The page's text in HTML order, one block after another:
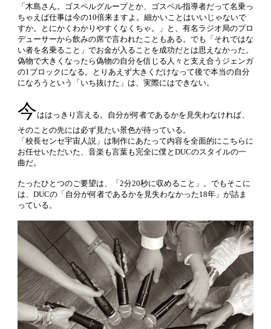
「木島さん。ゴスペルグループとか、ゴスペル指導者だって名乗っ
ちゃえば仕事は今の10倍来ますよ。細かいことはいいじゃないで
すか。とにかくわかりやすくなくちゃ。」と、有名ラジオ局のプロ
デューサーから飲みの席で言われたこともある。でも「それではな
い者を名乗ること」でお金が入ることを成功だとは思えなかった。
偽物で大きくなったら偽物の自分を信じる人々と支え合うジェンガ
の1ブロックになる。とりあえず大きくだけなって後で本当の自分
になろうという「いち抜けた」は、実際にはできない。
今ははっきり言える。自分が何者であるかを見失わなければ、
そのことの先には必ず見たい景色が待っている。
「校長センセ宇宙人説」は制作にあたって内容を全面的にこちらに
お任せいただいた、音楽も言葉も完全に僕とDUCのスタイルの一
曲だ。
たったひとつのご要望は、「2分20秒に収めること」。でもそこに
は、DUCの「自分が何者であるかを見失わなかった18年」が詰ま
っている。